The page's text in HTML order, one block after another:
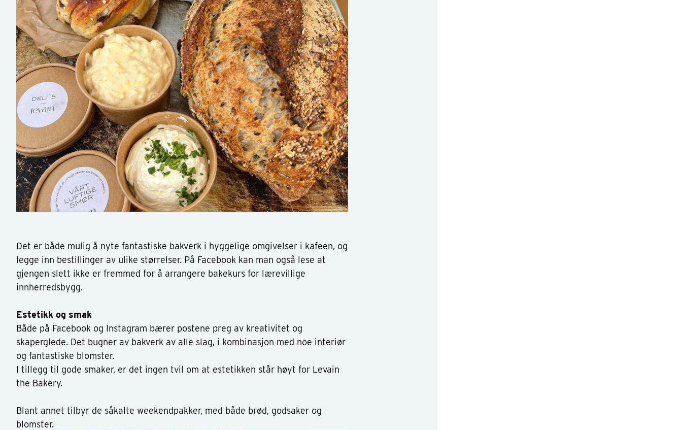
Det er både mulig å nyte fantastiske bakverk i hyggelige omgivelser i kafeen, og
legge inn bestillinger av ulike størrelser. På Facebook kan man også lese at
gjengen slett ikke er fremmed for å arrangere bakekurs for lærevillige
innherredsbygg.
Estetikk og smak
Både på Facebook og Instagram bærer postene preg av kreativitet og
skaperglede. Det bugner av bakverk av alle slag, i kombinasjon med noe interiør
og fantastiske blomster.
I tillegg til gode smaker, er det ingen tvil om at estetikken står høyt for Levain
the Bakery.
Blant annet tilbyr de såkalte weekendpakker, med både brød, godsaker og
blomster.